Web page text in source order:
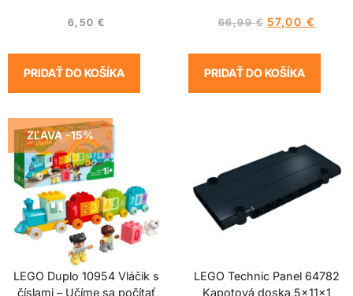
6,50 €
PRIDAŤ DO KOŠÍKA
66,99€ 57,00 €
PRIDAŤ DO KOŠÍKA
ZĽAVA -15%
LEGO Duplo 10954 Vláčik s
číslami – Učíme sa počítať
LEGO Technic Panel 64782
Kapotová doska 5x11x1